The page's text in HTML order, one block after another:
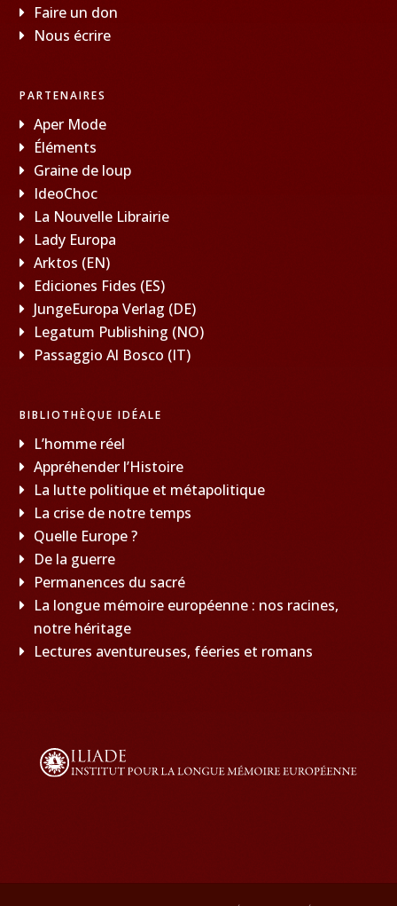
Faire un don
Nous écrire
PARTENAIRES
Aper Mode
Éléments
Graine de loup
IdeoChoc
La Nouvelle Librairie
Lady Europa
Arktos (EN)
Ediciones Fides (ES)
JungeEuropa Verlag (DE)
Legatum Publishing (NO)
Passaggio Al Bosco (IT)
BIBLIOTHÈQUE IDÉALE
L’homme réel
Appréhender l’Histoire
La lutte politique et métapolitique
La crise de notre temps
Quelle Europe ?
De la guerre
Permanences du sacré
La longue mémoire européenne : nos racines,
notre héritage
Lectures aventureuses, féeries et romans